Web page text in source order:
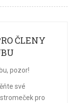
ČLENY
pozor!
své
pro